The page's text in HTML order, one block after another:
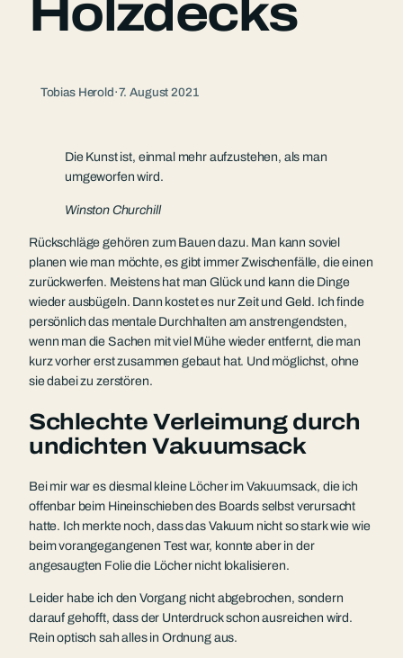
Holzdecks
Tobias Herold·7. August 2021
Die Kunst ist, einmal mehr aufzustehen, als man
umgeworfen wird.
Winston Churchill
Rückschläge gehören zum Bauen dazu. Man kann soviel
planen wie man möchte, es gibt immer Zwischenfälle, die einen
zurückwerfen. Meistens hat man Glück und kann die Dinge
wieder ausbügeln. Dann kostet es nur Zeit und Geld. Ich finde
persönlich das mentale Durchhalten am anstrengendsten,
wenn man die Sachen mit viel Mühe wieder entfernt, die man
kurz vorher erst zusammen gebaut hat. Und möglichst, ohne
sie dabei zu zerstören.
Schlechte Verleimung durch
undichten Vakuumsack
Bei mir war es diesmal kleine Löcher im Vakuumsack, die ich
offenbar beim Hineinschieben des Boards selbst verursacht
hatte. Ich merkte noch, dass das Vakuum nicht so stark wie wie
beim vorangegangenen Test war, konnte aber in der
angesaugten Folie die Löcher nicht lokalisieren.
Leider habe ich den Vorgang nicht abgebrochen, sondern
darauf gehofft, dass der Unterdruck schon ausreichen wird.
Rein optisch sah alles in Ordnung aus.